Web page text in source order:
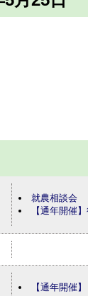
就農相談会
【通年開催
【通年開催